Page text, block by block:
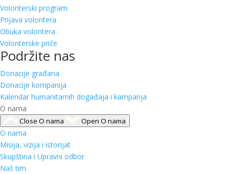
Volonterski program
Prijava volontera
Obuka volontera
Volonterske priče
Podržite nas
Donacije građana
Donacije kompanija
Kalendar humanitarnih događaja i kampanja
O nama
Close O nama Open O nama
O nama
Misija, vizija i istorijat
Skupština i Upravni odbor
Naš tim